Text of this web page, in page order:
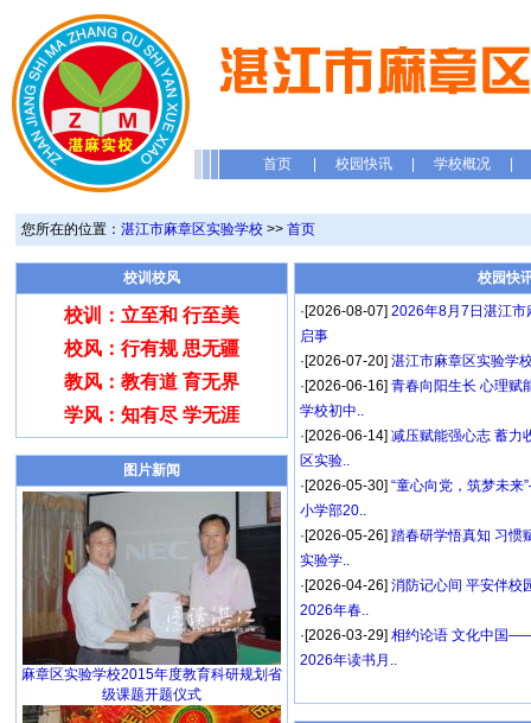
首页 校园快讯 学校概况
您所在的位置： 湛江市麻章区实验学校 >> 首页
校训校风
校训：立至和 行至美
校风：行有规 思无疆
教风：教有道 育无界
学风：知有尽 学无涯
图片新闻
麻章区实验学校2015年度教育科研规划省
级课题开题仪式
校园快
·[2026-08-07] 2026年8月7日湛江市
启事
·[2026-07-20] 湛江市麻章区实验学
·[2026-06-16] 青春向阳生长 心理
学校初中..
·[2026-06-14] 减压赋能强心志 蓄
区实验..
·[2026-05-30] “童心向党，筑梦未
小学部20..
·[2026-05-26] 踏春研学悟真知 习
实验学..
·[2026-04-26] 消防记心间 平安伴
2026年春..
·[2026-03-29] 相约论语 文化中国
2026年读书月..